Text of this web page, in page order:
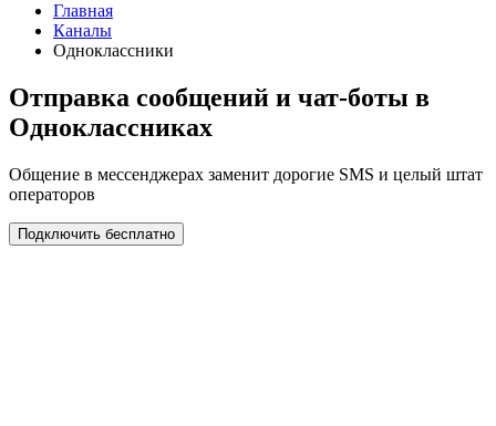
Главная
Каналы
Одноклассники
Отправка сообщений и чат-боты в
Одноклассниках
Общение в мессенджерах заменит дорогие SMS и целый штат
операторов
Подключить бесплатно